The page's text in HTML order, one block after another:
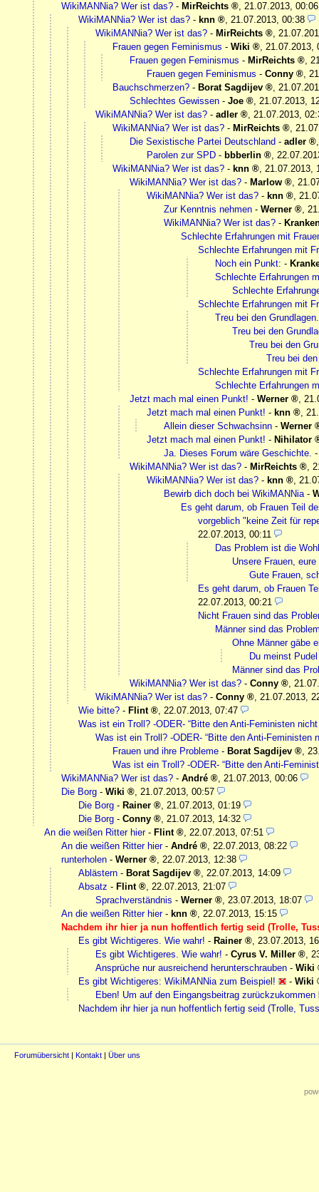
WikiMANNia? Wer ist das? - MirReichts , 21.07.2013, 00:06
WikiMANNia? Wer ist das? - knn , 21.07.2013, 00:38
WikiMANNia? Wer ist das? - MirReichts ,
Frauen gegen Feminismus - Wiki , 21.07.2013,
Frauen gegen Feminismus - MirReichts ,
Frauen gegen Feminismus - Conny ,
Bauchschmerzen? - Borat Sagdijev ,
Schlechtes Gewissen - Joe , 21.07.2013,
WikiMANNia? Wer ist das? - adler , 21.07.2013,
WikiMANNia? Wer ist das? - MirReichts ,
Die Sexistische Partei Deutschland - adler
Parolen zur SPD - bbberlin ,
WikiMANNia? Wer ist das? - knn , 21.07.2013,
WikiMANNia? Wer ist das? - Marlow ,
WikiMANNia? Wer ist das? - knn ,
Zur Kenntnis nehmen - Werner ,
WikiMANNia? Wer ist das? -
Schlechte Erfahrungen mit
Schlechte Erfahrungen mit
Noch ein Punkt: -
Schlechte Erfahrungen
Schlechte
Schlechte Erfahrungen mit
Treu bei den Grundlagen.
Treu bei den
Treu bei den
Treu bei
Schlechte Erfahrungen mit
Schlechte Erfahrungen
Jetzt mach mal einen Punkt! - Werner ,
Jetzt mach mal einen Punkt! - knn ,
Allein dieser Schwachsinn - Werner
Jetzt mach mal einen Punkt! - Nihilator
Ja. Dieses Forum wäre Geschichte.
WikiMANNia? Wer ist das? - MirReichts ,
WikiMANNia? Wer ist das? - knn ,
Bewirb dich doch bei WikiMANNia-
Es geht darum, ob Frauen Teil
vorgeblich "keine Zeit für
22.07.2013, 00:11
Das Problem ist die
Unsere Frauen, eure
Gute Frauen,
Es geht darum, ob Frauen
22.07.2013, 00:21
Nicht Frauen sind das
Männer sind das
Ohne Männer gäbe
Du meinst Pudel
Männer sind das
WikiMANNia? Wer ist das? - Conny ,
WikiMANNia? Wer ist das? - Conny , 21.07.2013,
Wie bitte? - Flint , 22.07.2013, 07:47
Was ist ein Troll? -ODER- “Bitte den Anti-Feministen nicht
Was ist ein Troll? -ODER- “Bitte den Anti-Feministen
Frauen und ihre Probleme - Borat Sagdijev ,
Was ist ein Troll? -ODER- “Bitte den Anti-
WikiMANNia? Wer ist das? - André , 21.07.2013, 00:06
Die Borg - Wiki , 21.07.2013, 00:57
Die Borg - Rainer , 21.07.2013, 01:19
Die Borg - Conny , 21.07.2013, 14:32
An die weißen Ritter hier- Flint , 22.07.2013, 07:51
An die weißen Ritter hier- André , 22.07.2013, 08:22
runterholen - Werner , 22.07.2013, 12:38
Ablästern - Borat Sagdijev , 22.07.2013, 14:09
Absatz - Flint , 22.07.2013, 21:07
Sprachverständnis - Werner , 23.07.2013, 18:07
An die weißen Ritter hier- knn , 22.07.2013, 15:15
Nachdem ihr hier ja nun hoffentlich fertig seid (Trolle,
Es gibt Wichtigeres. Wie wahr! - Rainer , 23.07.2013,
Es gibt Wichtigeres. Wie wahr! - Cyrus V. Miller ,
Ansprüche nur ausreichend herunterschrauben - Wiki
Es gibt Wichtigeres: WikiMANNia zum Beispiel!
- Wiki
Eben! Um auf den Eingangsbeitrag zurückzukommen
Nachdem ihr hier ja nun hoffentlich fertig seid (Trolle,
Forumübersicht | Kontakt | Über uns